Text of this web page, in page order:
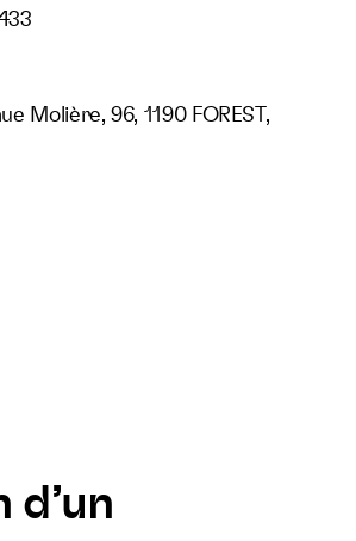
Molière, 96, 1190 FOREST,
d’un